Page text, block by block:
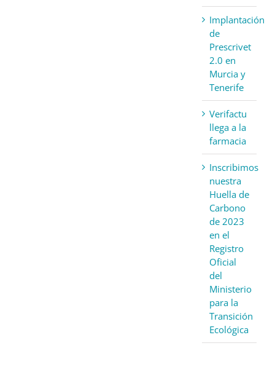
Implantación
de
Prescrivet
2.0 en
Murcia y
Tenerife
Verifactu
llega a la
farmacia
Inscribimos
nuestra
Huella de
Carbono
de 2023
en el
Registro
Oficial
del
Ministerio
para la
Transición
Ecológica